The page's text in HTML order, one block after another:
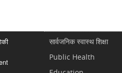
सार्वजनिक स्वास्थ शिक्षा
Public Health